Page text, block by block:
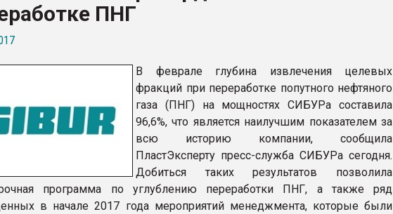
выдува ПЭТ
НА ФОРУМ
ПНГ
В феврале глубина извлечения целевых
фракций при переработке попутного нефтяного
газа (ПНГ) на мощностях СИБУРа составила
96,6%, что является наилучшим показателем за
всю историю компании, сообщила
ПластЭксперту пресс-служба СИБУРа сегодня.
Добиться таких результатов позволила
программа по углублению переработки ПНГ, а также ряд
в начале 2017 года мероприятий менеджмента, которые были